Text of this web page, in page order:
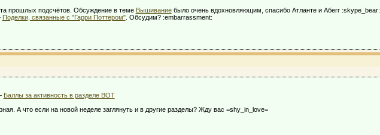
прошлых подсчётов. Обсуждение в теме Вышиваниебыло очень вдохновляющим, спасибо Атланте и Абегг :skype_bear:
Поделки, связанные с "Гарри Поттером". Обсудим? :embarrassment:
Баллы за активность в разделе ВОТ
А что если на новой неделе заглянуть и в другие разделы? Жду вас =shy_in_love=